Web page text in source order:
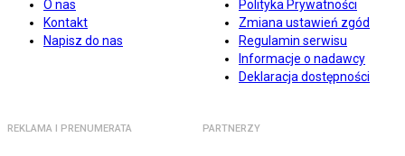
O nas
Kontakt
Napisz do nas
Polityka Prywatności
Zmiana ustawień zgód
Regulamin serwisu
Informacje o nadawcy
Deklaracja dostępności
REKLAMA I PRENUMERATA PARTNERZY